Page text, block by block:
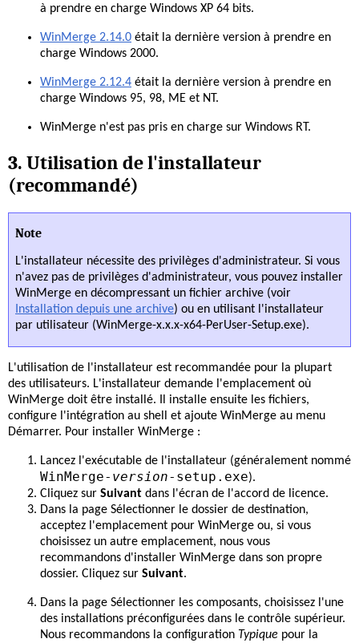
à prendre en charge Windows XP 64 bits.
WinMerge 2.14.0 était la dernière version à prendre en
charge Windows 2000.
WinMerge 2.12.4 était la dernière version à prendre en
charge Windows 95, 98, ME et NT.
WinMerge n'est pas pris en charge sur Windows RT.
3. Utilisation de l'installateur
(recommandé)
Note
L'installateur nécessite des privilèges d'administrateur. Si vous
n'avez pas de privilèges d'administrateur, vous pouvez installer
WinMerge en décompressant un fichier archive (voir
Installation depuis une archive) ou en utilisant l'installateur
par utilisateur (WinMerge-x.x.x-x64-PerUser-Setup.exe).
L'utilisation de l'installateur est recommandée pour la plupart
des utilisateurs. L'installateur demande l'emplacement où
WinMerge doit être installé. Il installe ensuite les fichiers,
configure l'intégration au shell et ajoute WinMerge au menu
Démarrer. Pour installer WinMerge :
Lancez l'exécutable de l'installateur (généralement nommé
WinMerge- version-setup.exe).
Cliquez sur Suivant dans l'écran de l'accord de licence.
Dans la page Sélectionner le dossier de destination,
acceptez l'emplacement pour WinMerge ou, si vous
choisissez un autre emplacement, nous vous
recommandons d'installer WinMerge dans son propre
dossier. Cliquez sur Suivant.
Dans la page Sélectionner les composants, choisissez l'une
des installations préconfigurées dans le contrôle supérieur.
Nous recommandons la configuration Typique pour la